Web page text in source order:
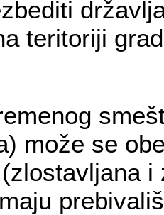
teritoriji
može se